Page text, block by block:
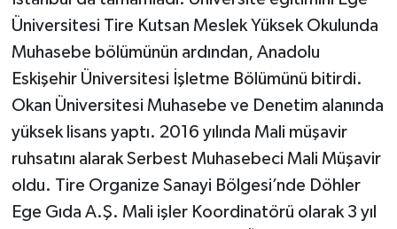
Üniversitesi Tire Kutsan Meslek Yüksek Okulunda
Muhasebe bölümünün ardından, Anadolu
Eskişehir Üniversitesi İşletme Bölümünü bitirdi.
Okan Üniversitesi Muhasebe ve Denetim alanında
yüksek lisans yaptı. 2016 yılında Mali müşavir
ruhsatını alarak Serbest Muhasebeci Mali Müşavir
oldu. Tire Organize Sanayi Bölgesi’nde Döhler
Ege Gıda A.Ş. Mali işler Koordinatörü olarak 3 yıl